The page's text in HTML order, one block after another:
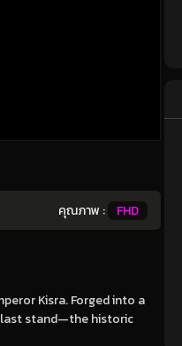
คุณภาพ : FHD
Kisra. Forged into a
last stand—the historic